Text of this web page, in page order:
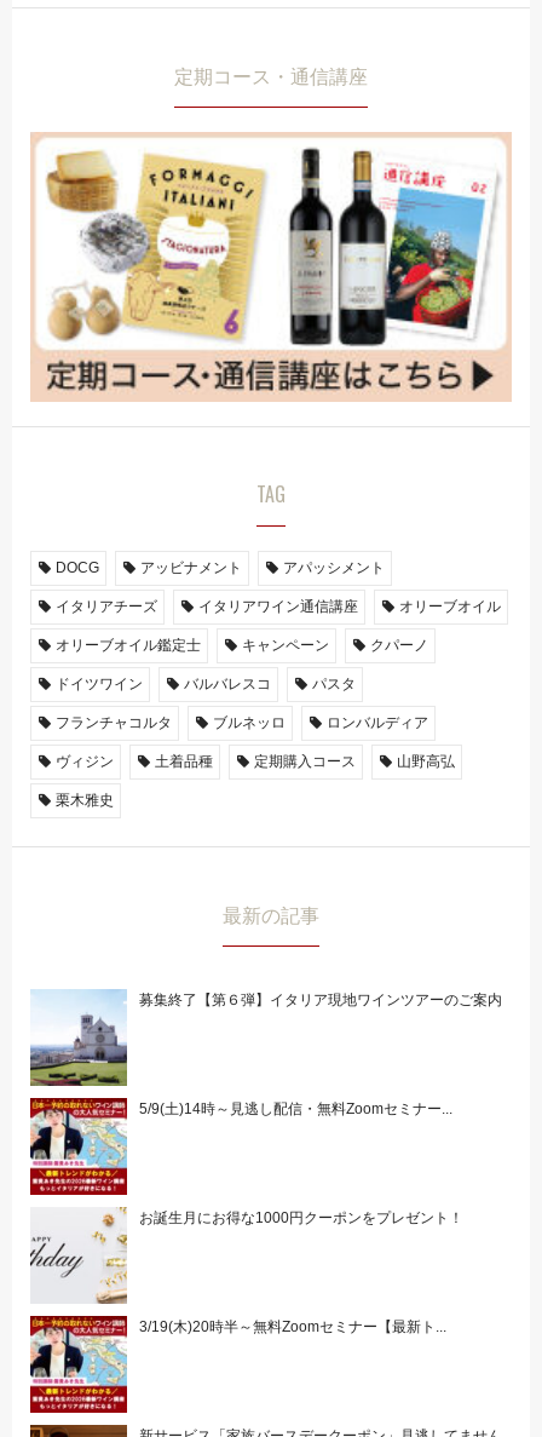
定期コース・通信講座
TAG
DOCG アッビナメント アパッシメント
イタリアチーズ イタリアワイン通信講座 オリーブオイル
オリーブオイル鑑定士 キャンペーン クパーノ
ドイツワイン バルバレスコ パスタ
フランチャコルタ ブルネッロ ロンバルディア
ヴィジン 土着品種 定期購入コース 山野高弘
栗木雅史
最新の記事
募集終了【第６弾】イタリア現地ワインツアーのご案内
5/9(土)14時～見逃し配信・無料Zoomセミナー...
お誕生月にお得な1000円クーポンをプレゼント！
3/19(木)20時半～無料Zoomセミナー【最新ト...